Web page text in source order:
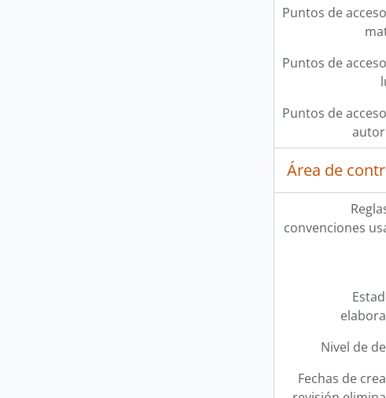
Puntos de
Puntos de
Puntos de
Área de
convenciones
Nivel de
Fechas de